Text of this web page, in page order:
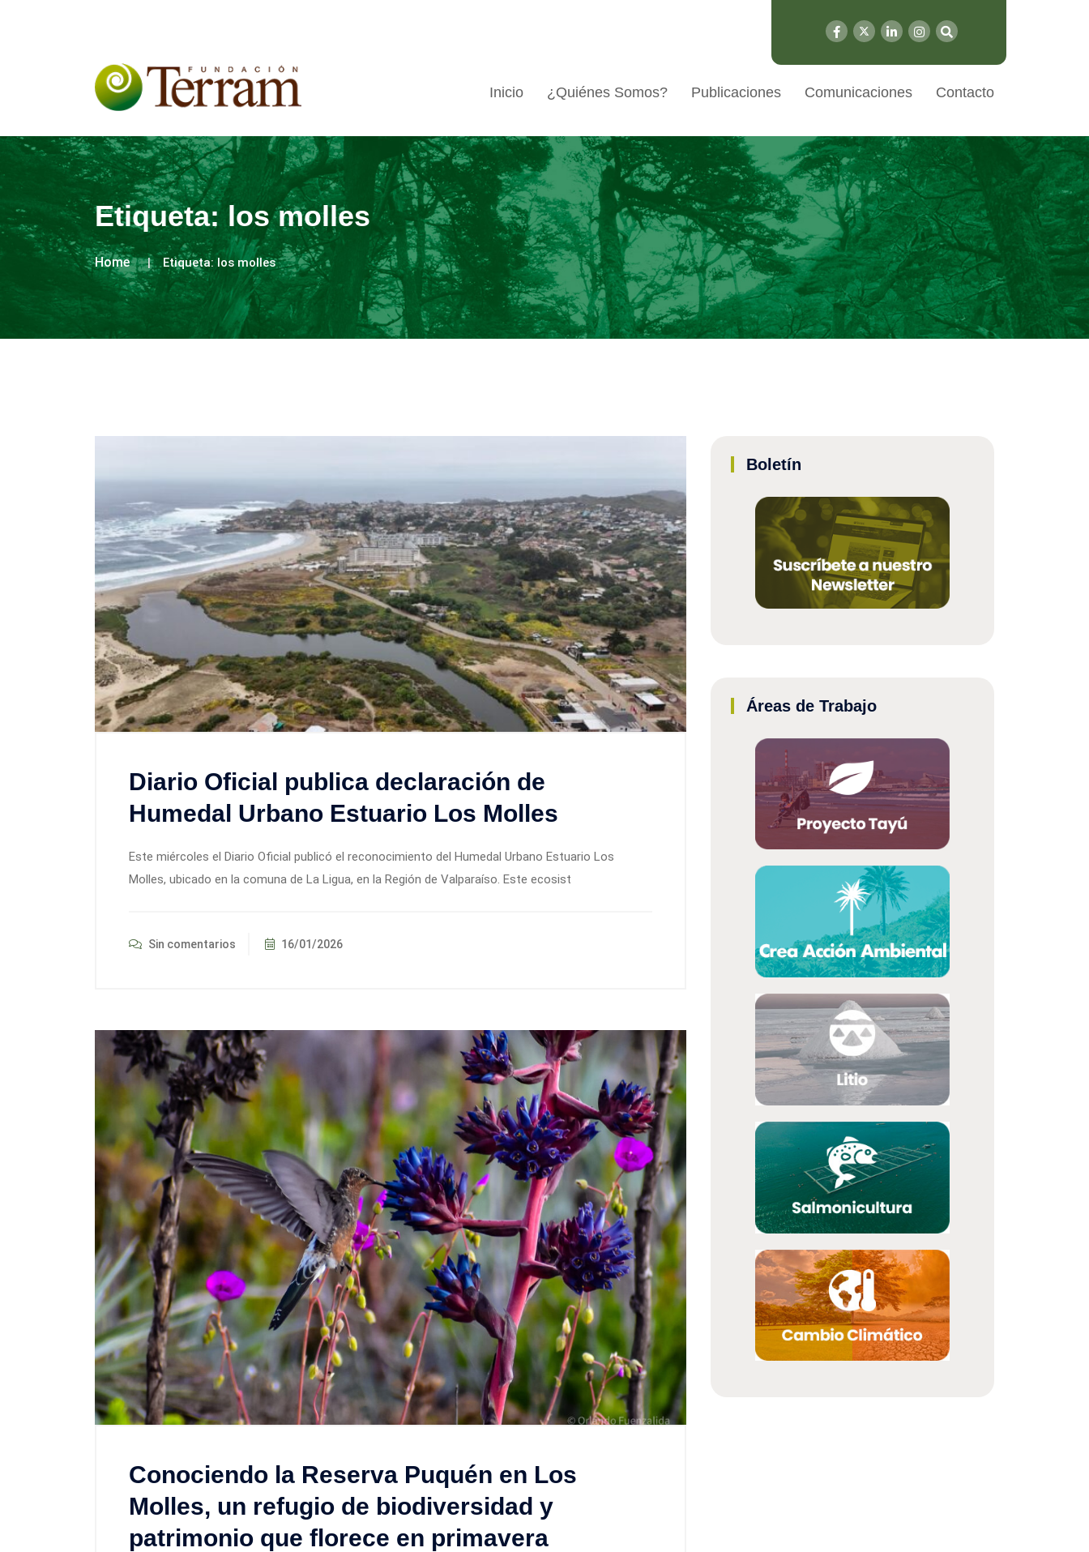
Inicio ¿Quiénes Somos? Publicaciones Comunicaciones Contacto
Etiqueta:los molles
Home Etiqueta:los molles
Diario Oficial publica declaración de
Humedal Urbano Estuario Los Molles
Este miércoles el Diario Oficial publicó el reconocimiento del Humedal Urbano Estuario Los
Molles, ubicado en la comuna de La Ligua, en la Región de Valparaíso. Este ecosist
Sin comentarios 16/01/2026
Conociendo la Reserva Puquén en Los
Molles, un refugio de biodiversidad y
patrimonio que florece en primavera
Boletín
Áreas de Trabajo